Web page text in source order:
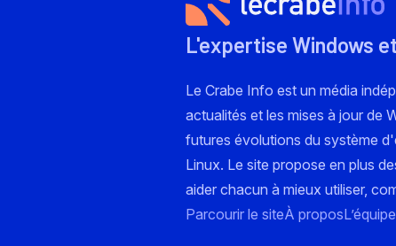
L'expertise Windows
Le Crabe Info est un média
actualités et les mises à jour de
futures évolutions du système
Linux. Le site propose en plus
aider chacun à mieux utiliser,
Parcourir le siteÀ proposL’équipe